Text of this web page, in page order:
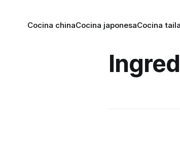
Cocina chinaCocina japonesaCocina